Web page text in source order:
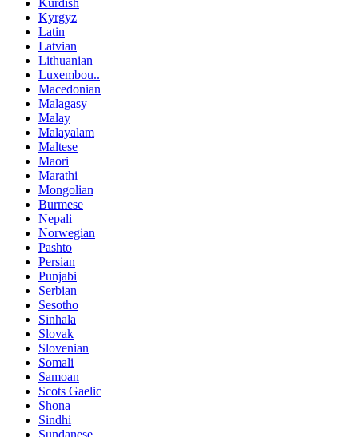
Kurdish
Kyrgyz
Latin
Latvian
Lithuanian
Luxembou..
Macedonian
Malagasy
Malay
Malayalam
Maltese
Maori
Marathi
Mongolian
Burmese
Nepali
Norwegian
Pashto
Persian
Punjabi
Serbian
Sesotho
Sinhala
Slovak
Slovenian
Somali
Samoan
Scots Gaelic
Shona
Sindhi
Sundanese